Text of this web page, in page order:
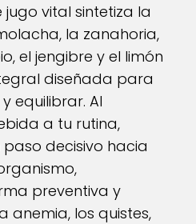
jugo vital sintetiza la
la zanahoria,
el jengibre y el limón
diseñada para
equilibrar. Al
a tu rutina,
decisivo hacia
preventiva y
anemia, los quistes,